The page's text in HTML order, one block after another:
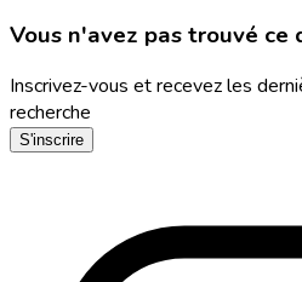
Vous n'avez pas trouvé ce
Inscrivez-vous et recevez les
recherche
S'inscrire